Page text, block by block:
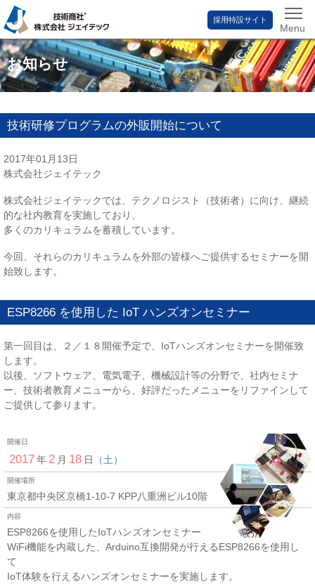
採用特設サイト
Menu
お知らせ
技術研修プログラムの外販開始について
2017年01月13日
株式会社ジェイテック
株式会社ジェイテックでは、テクノロジスト（技術者）に向け、継続
的な社内教育を実施しており、
多くのカリキュラムを蓄積しています。
今回、それらのカリキュラムを外部の皆様へご提供するセミナーを開
始致します。
ESP8266 を使用した IoT ハンズオンセミナー
第一回目は、２／１８開催予定で、IoTハンズオンセミナーを開催致
します。
以後、ソフトウェア、電気電子、機械設計等の分野で、社内セミナ
ー、技術者教育メニューから、好評だったメニューをリファインして
ご提供して参ります。
開催日
2017年 2 月 18 日 （土）
開催場所
東京都中央区京橋1-10-7 KPP八重洲ビル10階
内容
ESP8266を使用したIoTハンズオンセミナー
WiFi機能を内蔵した、Arduino互換開発が行えるESP8266を使用し
て
IoT体験を行えるハンズオンセミナーを実施します。